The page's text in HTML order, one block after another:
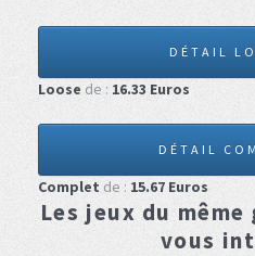
DÉTAIL
Loose de : 16.33 Euros
DÉTAIL
Complet de : 15.67 Euros
Les jeux du
vous